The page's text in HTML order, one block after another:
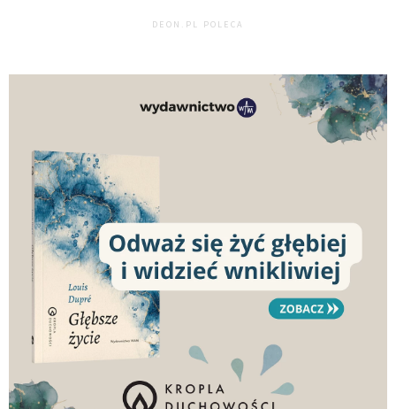
DEON.PL POLECA